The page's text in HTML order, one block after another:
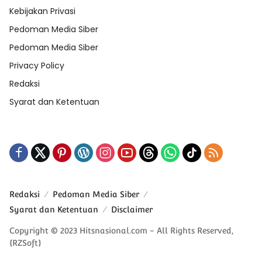
Kebijakan Privasi
Pedoman Media Siber
Pedoman Media Siber
Privacy Policy
Redaksi
Syarat dan Ketentuan
Redaksi
Pedoman Media Siber
Syarat dan Ketentuan
Disclaimer
Copyright © 2023 Hitsnasional.com - All Rights Reserved,
{RZSoft}